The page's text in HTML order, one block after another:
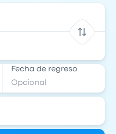
Fecha de regreso